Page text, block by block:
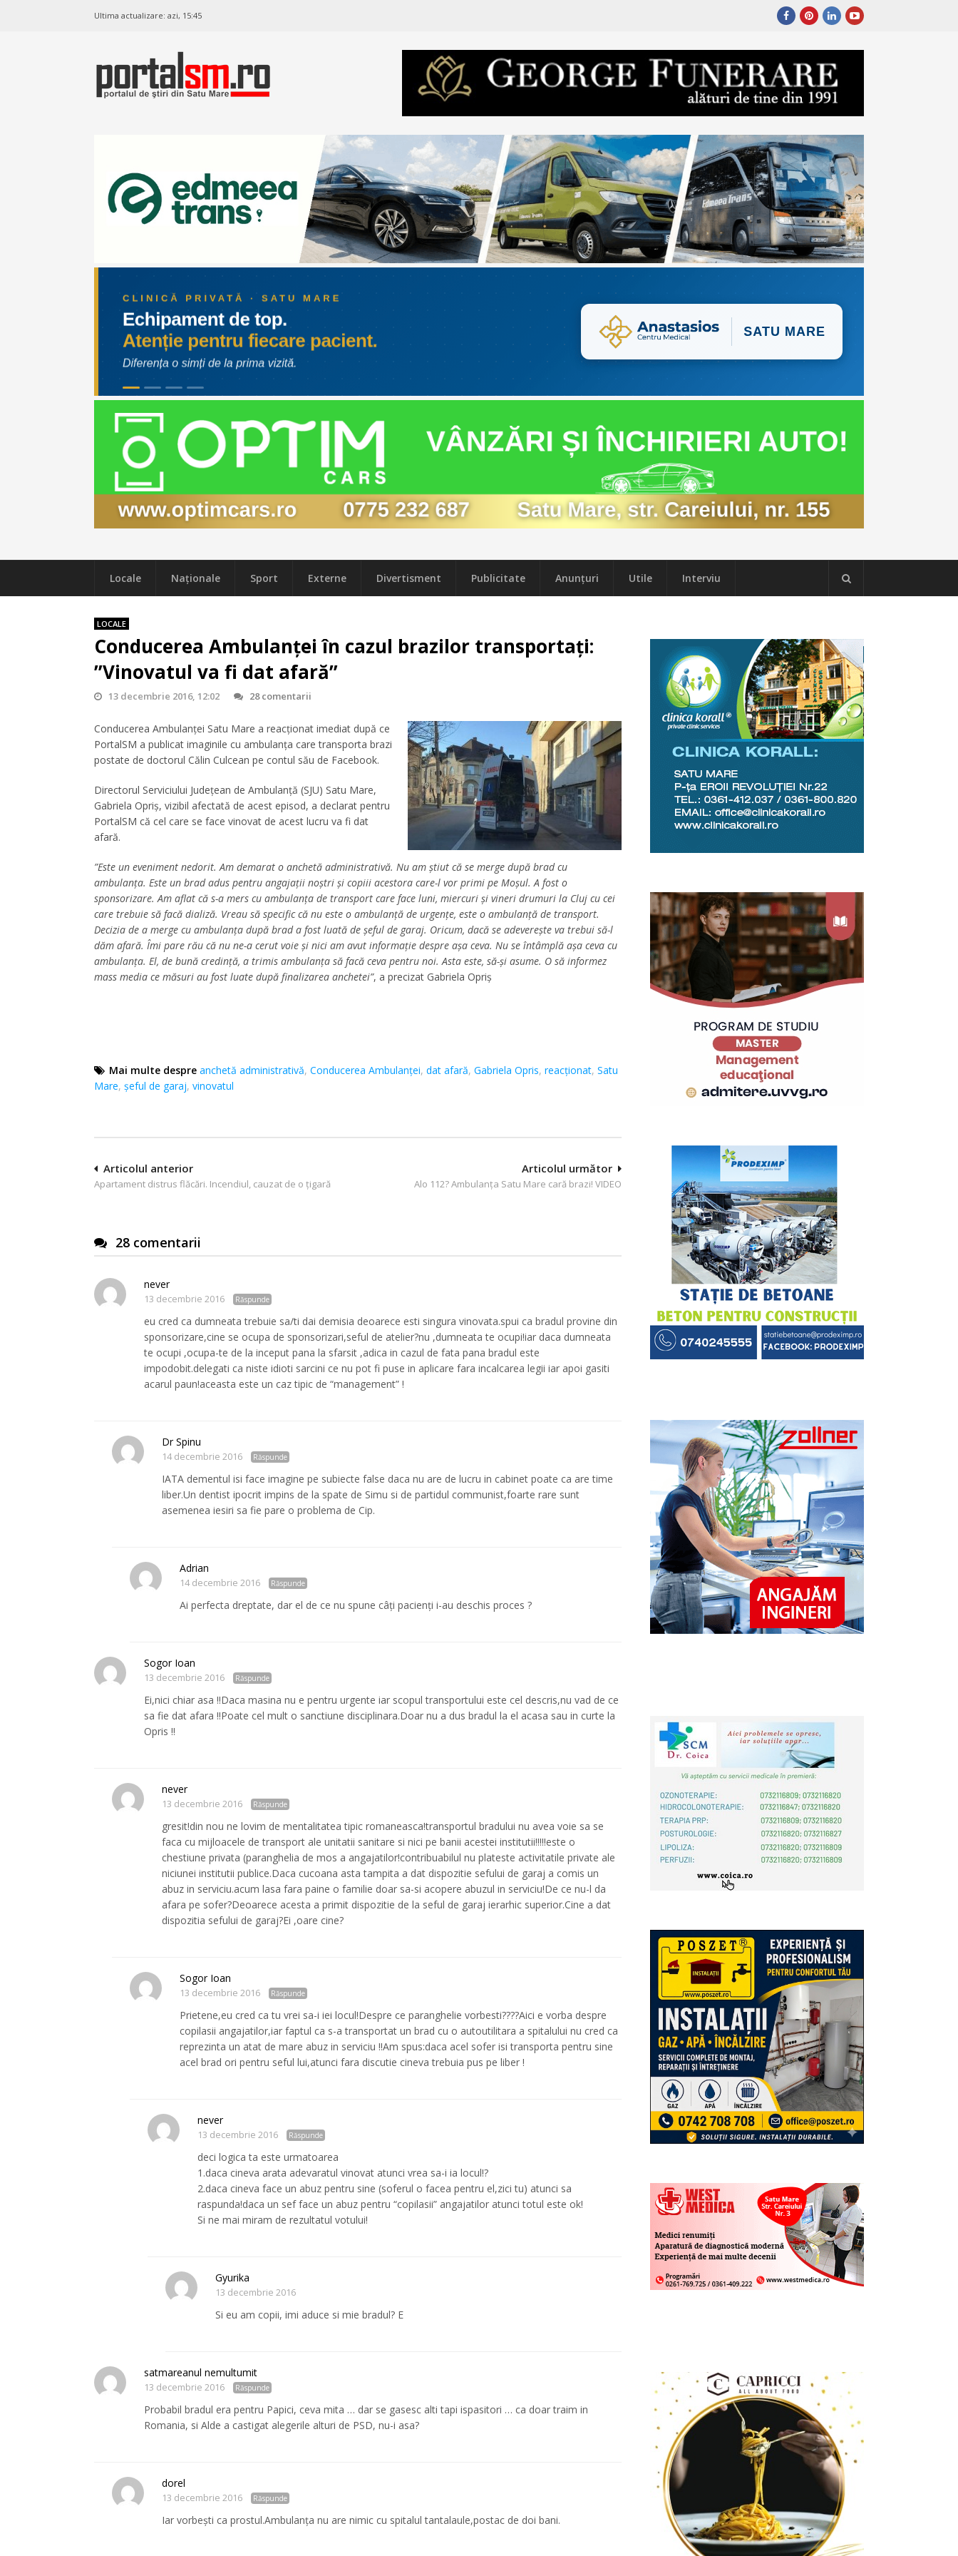
Ultima actualizare: azi, 15:45
Locale Naţionale Sport Externe Divertisment Publicitate Anunțuri Utile Interviu
LOCALE
Conducerea Ambulanței în cazul brazilor transportați:
”Vinovatul va fi dat afară”
13 decembrie 2016, 12:02 28 comentarii
Conducerea Ambulanței Satu Mare a reacționat imediat după ce
PortalSM a publicat imaginile cu ambulanța care transporta brazi
postate de doctorul Călin Culcean pe contul său de Facebook.
Directorul Serviciului Județean de Ambulanță (SJU) Satu Mare,
Gabriela Opriș, vizibil afectată de acest episod, a declarat pentru
PortalSM că cel care se face vinovat de acest lucru va fi dat
afară.
”Este un eveniment nedorit. Am demarat o anchetă administrativă. Nu am știut că se merge după brad cu
ambulanța. Este un brad adus pentru angajații noștri și copiii acestora care-l vor primi pe Moșul. A fost o
sponsorizare. Am aflat că s-a mers cu ambulanța de transport care face luni, miercuri și vineri drumuri la Cluj cu cei
care trebuie să facă dializă. Vreau să specific că nu este o ambulanță de urgențe, este o ambulanță de transport.
Decizia de a merge cu ambulanța după brad a fost luată de șeful de garaj. Oricum, dacă se adeverește va trebui să-l
dăm afară. Îmi pare rău că nu ne-a cerut voie și nici am avut informație despre așa ceva. Nu se întâmplă așa ceva cu
ambulanța. El, de bună credință, a trimis ambulanța să facă ceva pentru noi. Asta este, să-și asume. O să informez
mass media ce măsuri au fost luate după finalizarea anchetei”, a precizat Gabriela Opriș
Mai multe despre anchetă administrativă, Conducerea Ambulanței, dat afară, Gabriela Opris, reacționat, Satu
Mare, șeful de garaj, vinovatul
Navigare
în
Articolul următor
Alo 112? Ambulanţa Satu Mare cară brazi! VIDEO
Articolul anterior
Apartament distrus flăcări. Incendiul, cauzat de o țigară
28 comentarii
never
13 decembrie 2016 Răspunde
eu cred ca dumneata trebuie sa/ti dai demisia deoarece esti singura vinovata.spui ca bradul provine din
sponsorizare,cine se ocupa de sponsorizari,seful de atelier?nu ,dumneata te ocupi!iar daca dumneata
te ocupi ,ocupa-te de la inceput pana la sfarsit ,adica in cazul de fata pana bradul este
impodobit.delegati ca niste idioti sarcini ce nu pot fi puse in aplicare fara incalcarea legii iar apoi gasiti
acarul paun!aceasta este un caz tipic de “management” !
Dr Spinu
14 decembrie 2016 Răspunde
IATA dementul isi face imagine pe subiecte false daca nu are de lucru in cabinet poate ca are time
liber.Un dentist ipocrit impins de la spate de Simu si de partidul communist,foarte rare sunt
asemenea iesiri sa fie pare o problema de Cip.
Adrian
14 decembrie 2016 Răspunde
Ai perfecta dreptate, dar el de ce nu spune câți pacienți i-au deschis proces ?
Sogor Ioan
13 decembrie 2016 Răspunde
Ei,nici chiar asa !!Daca masina nu e pentru urgente iar scopul transportului este cel descris,nu vad de ce
sa fie dat afara !!Poate cel mult o sanctiune disciplinara.Doar nu a dus bradul la el acasa sau in curte la
Opris !!
never
13 decembrie 2016 Răspunde
gresit!din nou ne lovim de mentalitatea tipic romaneasca!transportul bradului nu avea voie sa se
faca cu mijloacele de transport ale unitatii sanitare si nici pe banii acestei institutii!!!!!este o
chestiune privata (paranghelia de mos a angajatilor!contribuabilul nu plateste activitatile private ale
niciunei institutii publice.Daca cucoana asta tampita a dat dispozitie sefului de garaj a comis un
abuz in serviciu.acum lasa fara paine o familie doar sa-si acopere abuzul in serviciu!De ce nu-l da
afara pe sofer?Deoarece acesta a primit dispozitie de la seful de garaj ierarhic superior.Cine a dat
dispozitia sefului de garaj?Ei ,oare cine?
Sogor Ioan
13 decembrie 2016 Răspunde
Prietene,eu cred ca tu vrei sa-i iei locul!Despre ce paranghelie vorbesti????Aici e vorba despre
copilasii angajatilor,iar faptul ca s-a transportat un brad cu o autoutilitara a spitalului nu cred ca
reprezinta un atat de mare abuz in serviciu !!Am spus:daca acel sofer isi transporta pentru sine
acel brad ori pentru seful lui,atunci fara discutie cineva trebuia pus pe liber !
never
13 decembrie 2016 Răspunde
deci logica ta este urmatoarea
1.daca cineva arata adevaratul vinovat atunci vrea sa-i ia locul!?
2.daca cineva face un abuz pentru sine (soferul o facea pentru el,zici tu) atunci sa
raspunda!daca un sef face un abuz pentru “copilasii” angajatilor atunci totul este ok!
Si ne mai miram de rezultatul votului!
Gyurika
13 decembrie 2016
Si eu am copii, imi aduce si mie bradul? E
satmareanul nemultumit
13 decembrie 2016 Răspunde
Probabil bradul era pentru Papici, ceva mita … dar se gasesc alti tapi ispasitori … ca doar traim in
Romania, si Alde a castigat alegerile alturi de PSD, nu-i asa?
dorel
13 decembrie 2016 Răspunde
Iar vorbești ca prostul.Ambulanța nu are nimic cu spitalul tantalaule,postac de doi bani.